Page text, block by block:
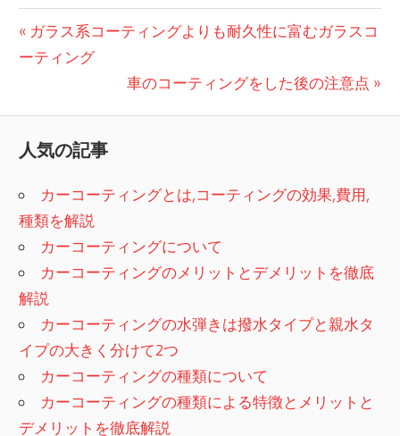
投
ナ
ビ
ゲ
ー
シ
ョ
ン
前
の
ガラス系コーティングよりも耐久性に富むガラスコ
ーティング
次
車のコーティングをした後の注意点
人気の記事
カーコーティングとは,コーティングの効果,費用,
種類を解説
カーコーティングについて
カーコーティングのメリットとデメリットを徹底
解説
カーコーティングの水弾きは撥水タイプと親水タ
イプの大きく分けて2つ
カーコーティングの種類について
カーコーティングの種類による特徴とメリットと
デメリットを徹底解説